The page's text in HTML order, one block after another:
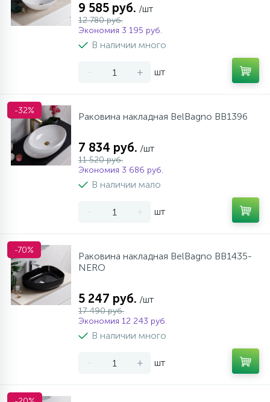
9 585 руб. /шт
12 780 руб.
Экономия 3 195 руб.
В наличии много
- + шт
-32%
Раковина накладная BelBagno BB1396
7 834 руб. /шт
11 520 руб.
Экономия 3 686 руб.
В наличии мало
- + шт
-70%
Раковина накладная BelBagno BB1435-
NERO
5 247 руб. /шт
17 490 руб.
Экономия 12 243 руб.
В наличии много
- + шт